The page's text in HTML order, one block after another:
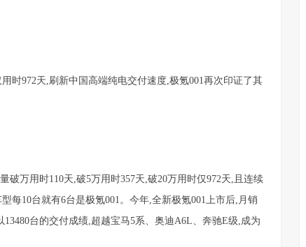
时972天,刷新中国高端纯电交付速度,极氪001再次印证了其
万用时110天,破5万用时357天,破20万用时仅972天,且连续
每10台就有6台是极氪001。今年,全新极氪001上市后,月销
台的交付成绩,超越宝马5系、奥迪A6L、奔驰E级,成为